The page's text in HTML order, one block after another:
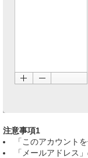
注意事項1
「このアカウント
「メールアドレス